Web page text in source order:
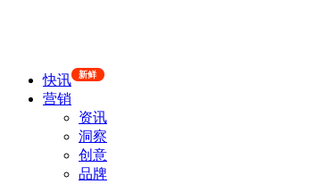
快讯 新鲜
营销
资讯
洞察
创意
品牌